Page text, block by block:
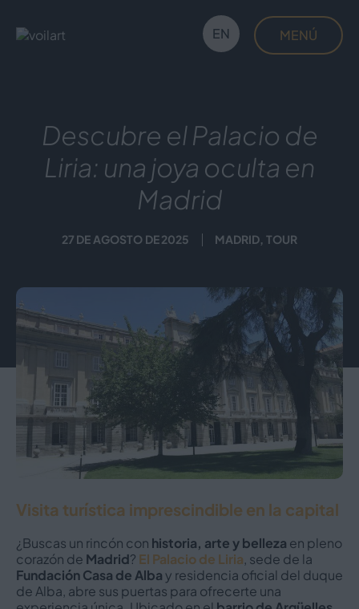
EN
contenido
Voilàrt
MENÚ
Descubre el Palacio de
Liria: una joya oculta en
Madrid
27 DE AGOSTO DE 2025 MADRID, TOUR
Visita turística imprescindible en la capital
¿Buscas un rincón con historia, arte y belleza en pleno
corazón de Madrid? El Palacio de Liria, sede de la
Fundación Casa de Alba y residencia oficial del duque
de Alba, abre sus puertas para ofrecerte una